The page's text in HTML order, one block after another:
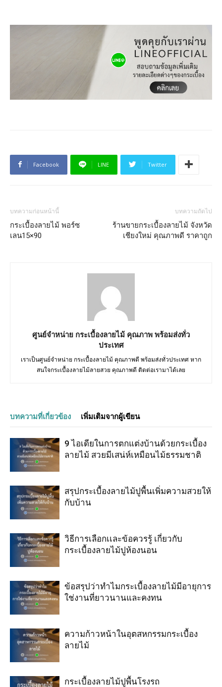
Facebook LINE Twitter
บทความก่อนหน้านี้
กระเบื้องลายไม้ พอร์ซ
เลน15×90
บทความถัดไป
ร้านขายกระเบื้องลายไม้ จังหวัด
เชียงใหม่ คุณภาพดี ราคาถูก
ศูนย์จำหน่าย กระเบื้องลายไม้ คุณภาพ พร้อมส่งทั่ว
ประเทศ
เราเป็นศูนย์จำหน่าย กระเบื้องลายไม้ คุณภาพดี พร้อมส่งทั่วประเทศ หาก
สนใจกระเบื้องลายไม้ลายสวย คุณภาพดี ติดต่อเรามาได้เลย
บทความที่เกี่ยวข้อง เพิ่มเติมจากผู้เขียน
9 ไอเดียในการตกแต่งบ้านด้วยกระเบื้อง
ลายไม้ สวยมีเสน่ห์เหมือนไม้ธรรมชาติ
สรุปกระเบื้องลายไม้ปูพื้นเพิ่มความสวยให้
กับบ้าน
วิธีการเลือกเเละข้อควรรู้ เกี่ยวกับ
กระเบื้องลายไม้ปูห้องนอน
ข้อสรุปว่าทำไมกระเบื้องลายไม้มีอายุการ
ใช่งานที่ยาวนานและคงทน
ความก้าวหน้าในอุตสหกรรมกระเบื้อง
ลายไม้
กระเบื้องลายไม้ปูพื้นโรงรถ